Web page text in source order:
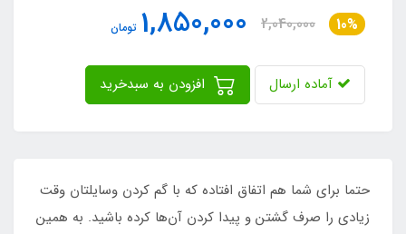
10%
2,040,000
1,850,000 تومان
آماده ارسال
حتما برای شما هم اتفاق افتاده که با گم کردن وسایلتان وقت
زیادی را صرف گشتن و پیدا کردن آن‌ها کرده باشید. به همین